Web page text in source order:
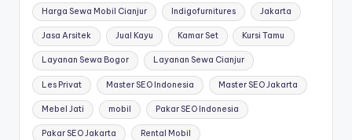
Harga Sewa Mobil Cianjur Indigofurnitures Jakarta
Jasa Arsitek Jual Kayu Kamar Set Kursi Tamu
Layanan Sewa Bogor Layanan Sewa Cianjur
Les Privat Master SEO Indonesia Master SEO Jakarta
Mebel Jati mobil Pakar SEO Indonesia
Pakar SEO Jakarta Rental Mobil